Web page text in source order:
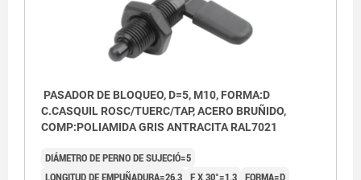
PASADOR DE BLOQUEO, D=5, M10, FORMA:D
C.CASQUIL ROSC/TUERC/TAP, ACERO BRUÑIDO,
COMP:POLIAMIDA GRIS ANTRACITA RAL7021
DIÁMETRO DE PERNO DE SUJECIÓ=5
LONGITUD DE EMPUÑADURA=26,3 F X 30°=1,3 FORMA=D